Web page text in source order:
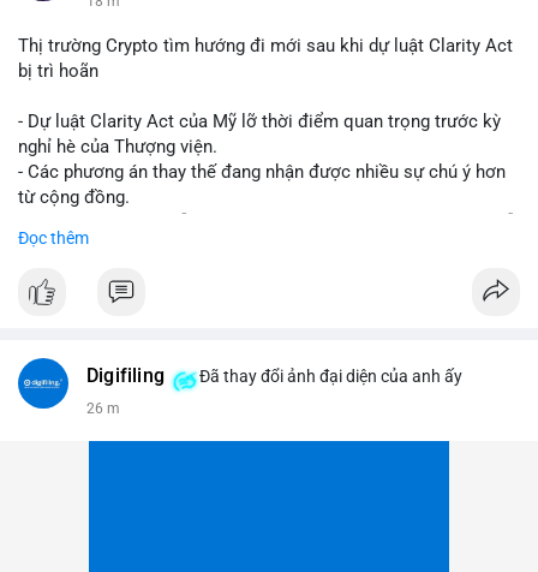
Thị trường Crypto tìm hướng đi mới sau khi dự luật Clarity Act
bị trì hoãn
- Dự luật Clarity Act của Mỹ lỡ thời điểm quan trọng trước kỳ
nghỉ hè của Thượng viện.
- Các phương án thay thế đang nhận được nhiều sự chú ý hơn
từ cộng đồng.
về pháp lý.
#binancesquare
#vlikevn #titanbot
Đọc thêm
Digifiling Đã thay đổi ảnh đại diện của anh ấy
26 m